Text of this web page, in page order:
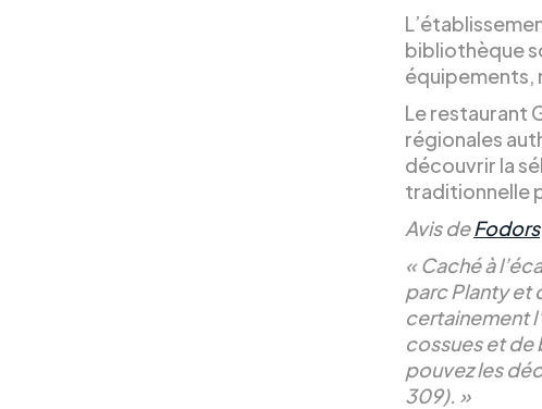
bibliothèque
équipements,
Le restaurant
régionales
découvrir la
traditionnelle
Avis deFodors
« Caché à
parc Planty et
certainement
cossues et de
pouvez les
309). »